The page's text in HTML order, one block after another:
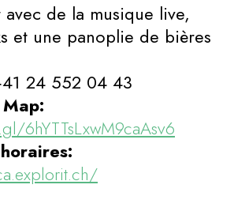
avec de la musique live,
et une panoplie de bières
24 552 04 43
6hYTTsLxwM9caAsv6